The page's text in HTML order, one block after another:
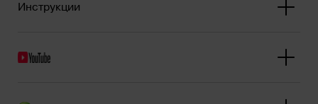
Инструкции